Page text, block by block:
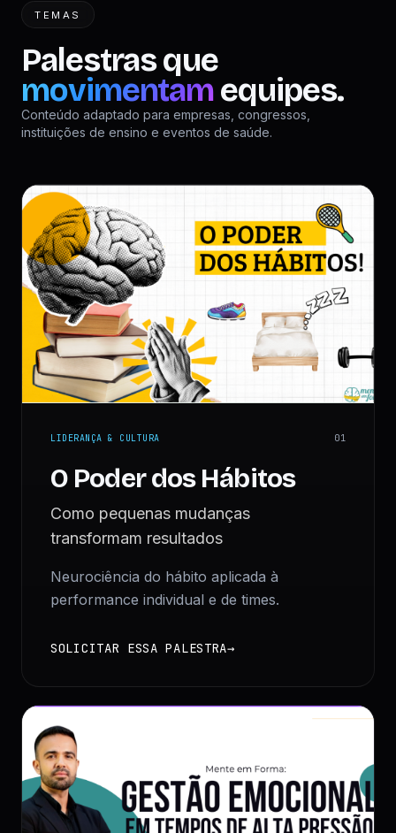
TEMAS
Palestras que
movimentamequipes.
Conteúdo adaptado para empresas, congressos,
instituições de ensino e eventos de saúde.
LIDERANÇA & CULTURA 01
O Poder dos Hábitos
Como pequenas mudanças
transformam resultados
Neurociência do hábito aplicada à
performance individual e de times.
SOLICITAR ESSA PALESTRA→